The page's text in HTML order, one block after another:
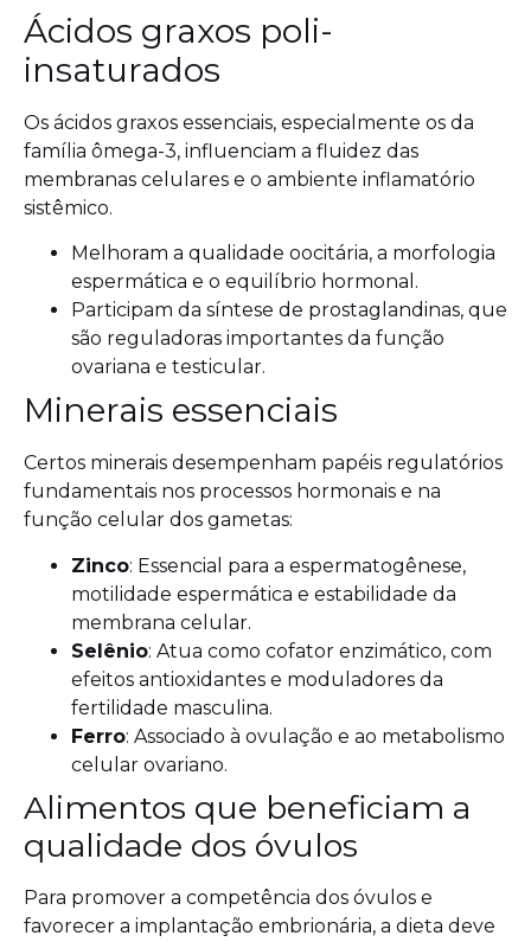
Ácidos graxos poli-
insaturados
Os ácidos graxos essenciais, especialmente os da
família ômega-3, influenciam a fluidez das
membranas celulares e o ambiente inflamatório
sistêmico.
Melhoram a qualidade oocitária, a morfologia
espermática e o equilíbrio hormonal.
Participam da síntese de prostaglandinas, que
são reguladoras importantes da função
ovariana e testicular.
Minerais essenciais
Certos minerais desempenham papéis regulatórios
fundamentais nos processos hormonais e na
função celular dos gametas:
Zinco: Essencial para a espermatogênese,
motilidade espermática e estabilidade da
membrana celular.
Selênio: Atua como cofator enzimático, com
efeitos antioxidantes e moduladores da
fertilidade masculina.
Ferro: Associado à ovulação e ao metabolismo
celular ovariano.
Alimentos que beneficiam a
qualidade dos óvulos
Para promover a competência dos óvulos e
favorecer a implantação embrionária, a dieta deve